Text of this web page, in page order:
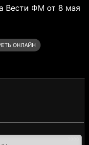
Вести ФМ от 8 мая
ОНЛАЙН